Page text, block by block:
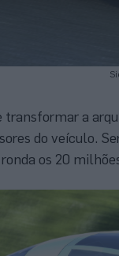
a
do veículo.
os 20